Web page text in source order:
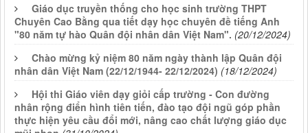
Giáo dục truyền thống cho học sinh trường THPT
Chuyên Cao Bằng qua tiết dạy học chuyên đề tiếng Anh
"80 năm tự hào Quân đội nhân dân Việt Nam". (20/12/2024)
Chào mừng kỷ niệm 80 năm ngày thành lập Quân đội
nhân dân Việt Nam (22/12/1944- 22/12/2024) (18/12/2024)
Hội thi Giáo viên dạy giỏi cấp trường - Con đường
nhân rộng điển hình tiên tiến, đào tạo đội ngũ góp phần
thực hiện yêu cầu đổi mới, nâng cao chất lượng giáo dục